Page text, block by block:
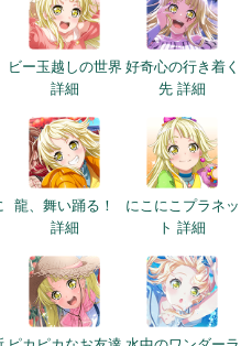
ビー玉越しの世界
詳細
好奇心の行き着く
先 詳細
龍、舞い踊る！
詳細
にこにこプラネッ
ト 詳細